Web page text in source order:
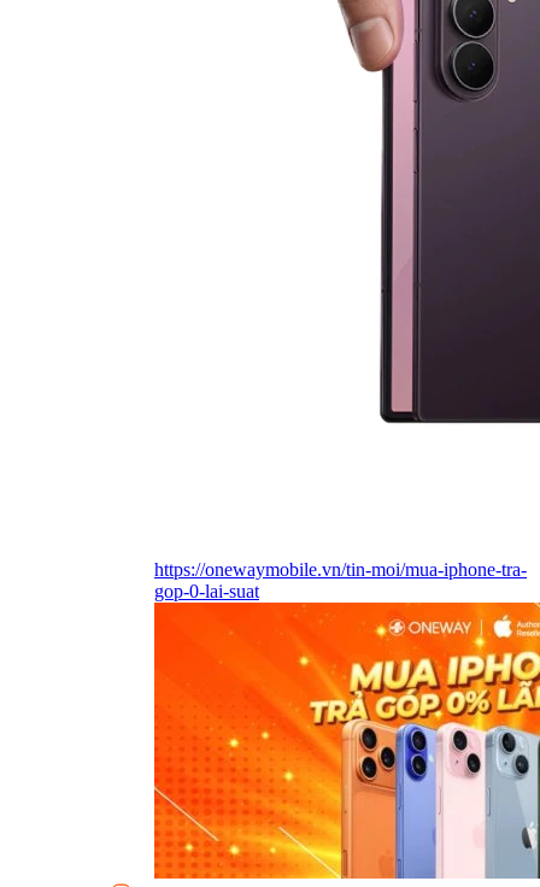
https://onewaymobile.vn/tin-moi/mua-iphone-tra-
gop-0-lai-suat